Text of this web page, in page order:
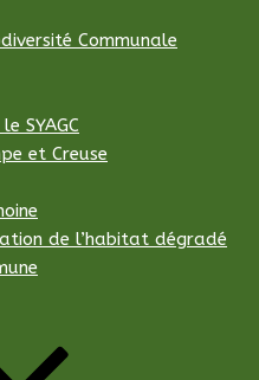
Communale
SYAGC
et Creuse
de l’habitat dégradé